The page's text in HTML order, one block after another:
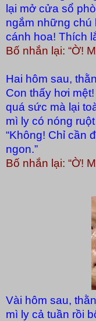
lại mở cửa sổ
ngắm những
cánh hoa! Thích
Bố nhắn lại: “Ờ!
Hai hôm sau,
Con thấy hơi
quá sức mà lại
mì ly có nóng
“Không! Chỉ cần
ngon.”
Bố nhắn lại: “Ờ!
Vài hôm sau,
mì ly cả tuần rồi